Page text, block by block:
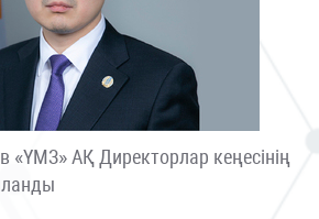
«ҮМЗ» АҚ Директорлар кеңесінің